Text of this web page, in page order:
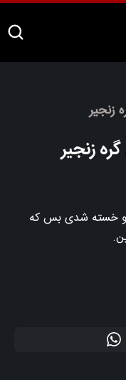
زنجیر
زنجیر
و خسته شدی بس که